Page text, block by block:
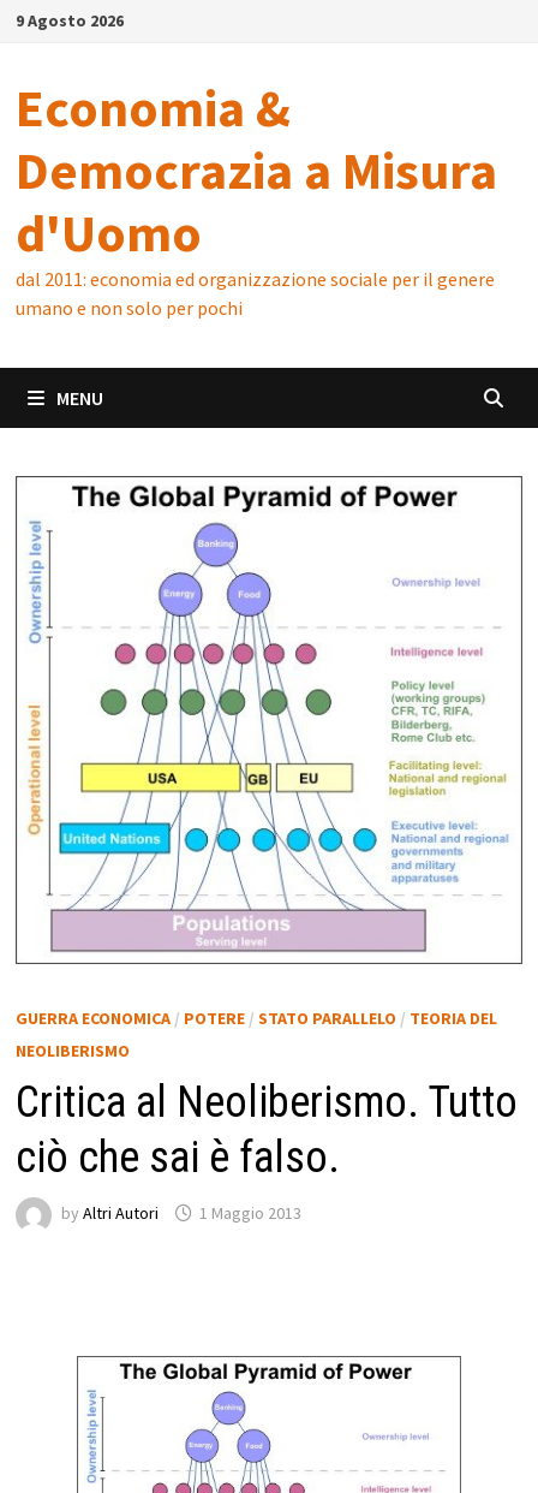
Skip9 Agosto 2026
Economia &
Democrazia a Misura
d'Uomo
dal 2011: economia ed organizzazione sociale per il genere
umano e non solo per pochi
MENU
GUERRA ECONOMICA/ POTERE/ STATO PARALLELO / TEORIA DEL
NEOLIBERISMO
Critica al Neoliberismo. Tutto
ciò che sai è falso.
by Altri Autori 1 Maggio 2013